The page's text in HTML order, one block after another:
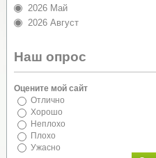
2026 Май
2026 Август
Наш опрос
Оцените мой сайт
Отлично
Хорошо
Неплохо
Плохо
Ужасно